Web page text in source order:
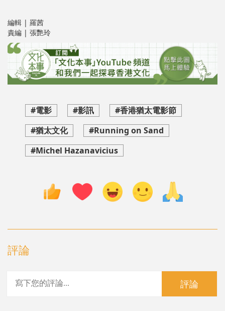
編輯 | 羅茜
責編 | 張艷玲
#電影 #影訊
#香港猶太電影節
#猶太文化
#Running on Sand
#Michel Hazanavicius
評論
評論